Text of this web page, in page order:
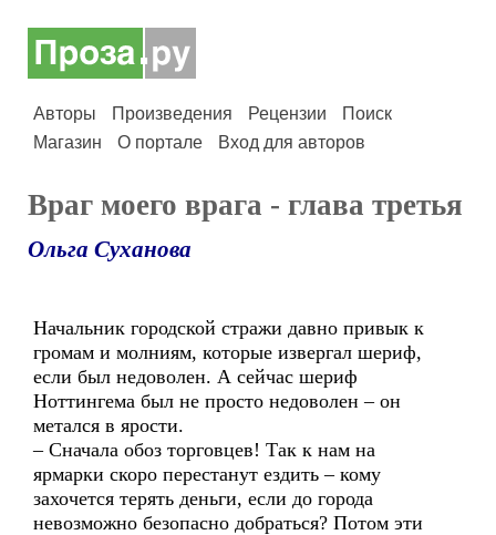
Авторы Произведения Рецензии
Поиск
Магазин
О портале Вход для авторов
Враг моего врага - глава третья
Ольга Суханова
Начальник городской стражи давно привык к
громам и молниям, которые извергал шериф,
если был недоволен. А сейчас шериф
Ноттингема был не просто недоволен – он
метался в ярости.
– Сначала обоз торговцев! Так к нам на
ярмарки скоро перестанут ездить – кому
захочется терять деньги, если до города
невозможно безопасно добраться? Потом эти